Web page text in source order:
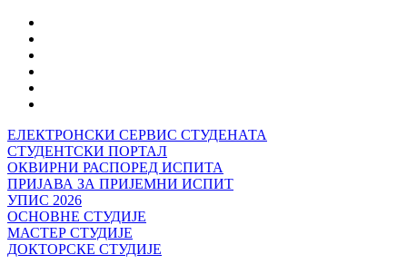
ЕЛЕКТРОНСКИ СЕРВИС СТУДЕНАТА
СТУДЕНТСКИ ПОРТАЛ
ОКВИРНИ РАСПОРЕД ИСПИТА
ПРИЈАВА ЗА ПРИЈЕМНИ ИСПИТ
УПИС 2026
ОСНОВНЕ СТУДИЈЕ
МАСТЕР СТУДИЈЕ
ДОКТОРСКЕ СТУДИЈЕ